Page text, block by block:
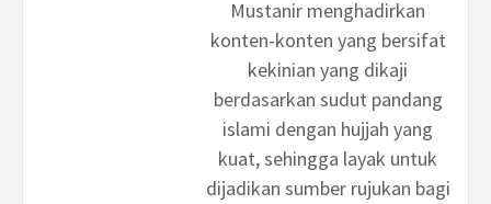
Mustanir menghadirkan
konten-konten yang bersifat
kekinian yang dikaji
berdasarkan sudut pandang
islami dengan hujjah yang
kuat, sehingga layak untuk
dijadikan sumber rujukan bagi